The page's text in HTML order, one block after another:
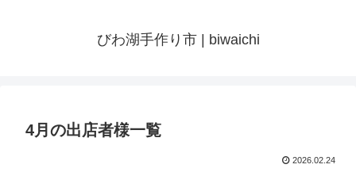
びわ湖手作り市 | biwaichi
4月の出店者様一覧
2026.02.24